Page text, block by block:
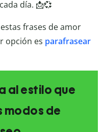
día. 📩💞
frases de amor
opción es parafrasear
al estilo que
modos de